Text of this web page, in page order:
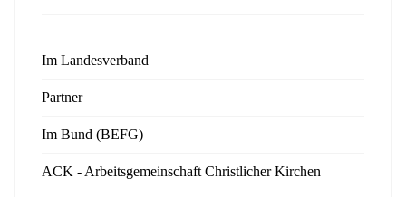
Im Landesverband
Partner
Im Bund (BEFG)
ACK - Arbeitsgemeinschaft Christlicher Kirchen